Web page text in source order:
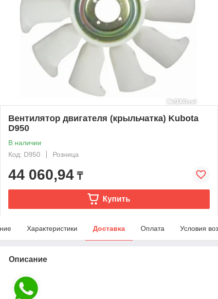
Вентилятор двигателя (крыльчатка) Kubota
D950
В наличии
Код: D950
Розница
44 060,94 ₸
Купить
Характеристики Доставка Оплата Условия
Описание